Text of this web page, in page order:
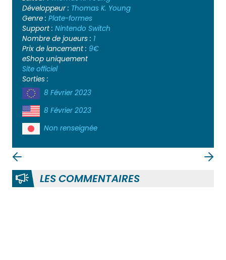
Développeur : Thomas K. Young
Genre : Plate-formes
Support : Nintendo Switch
Nombre de joueurs : 1
Prix de lancement : 9€
eShop uniquement
Site officiel
Sorties :
8 Février 2023
8 Février 2023
Non renseignée
LES COMMENTAIRES